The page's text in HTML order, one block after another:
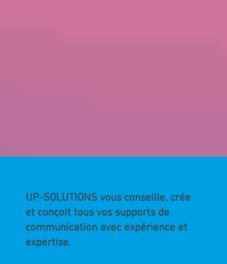
UP-SOLUTIONS vous conseille, crée
et conçoit tous vos supports de
communication avec expérience et
expertise.